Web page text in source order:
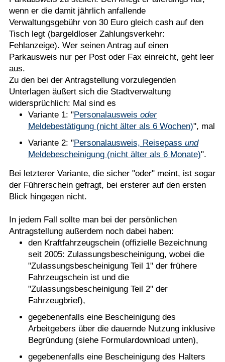
wenn er die damit jährlich anfallende
Verwaltungsgebühr von 30 Euro gleich cash auf den
Tisch legt (bargeldloser Zahlungsverkehr:
Fehlanzeige). Wer seinen Antrag auf einen
Parkausweis nur per Post oder Fax einreicht, geht leer
aus.
Zu den bei der Antragstellung vorzulegenden
Unterlagen äußert sich die Stadtverwaltung
widersprüchlich: Mal sind es
Variante 1: "Personalausweis oder
Meldebestätigung (nicht älter als 6 Wochen)", mal
Variante 2: "Personalausweis, Reisepass und
Meldebescheinigung (nicht älter als 6 Monate)".
Bei letzterer Variante, die sicher "oder" meint, ist sogar
der Führerschein gefragt, bei ersterer auf den ersten
Blick hingegen nicht.
In jedem Fall sollte man bei der persönlichen
Antragstellung außerdem noch dabei haben:
den Kraftfahrzeugschein (offizielle Bezeichnung
seit 2005: Zulassungsbescheinigung, wobei die
"Zulassungsbescheinigung Teil 1" der frühere
Fahrzeugschein ist und die
"Zulassungsbescheinigung Teil 2" der
Fahrzeugbrief),
gegebenenfalls eine Bescheinigung des
Arbeitgebers über die dauernde Nutzung inklusive
Begründung (siehe Formulardownload unten),
gegebenenfalls eine Bescheinigung des Halters